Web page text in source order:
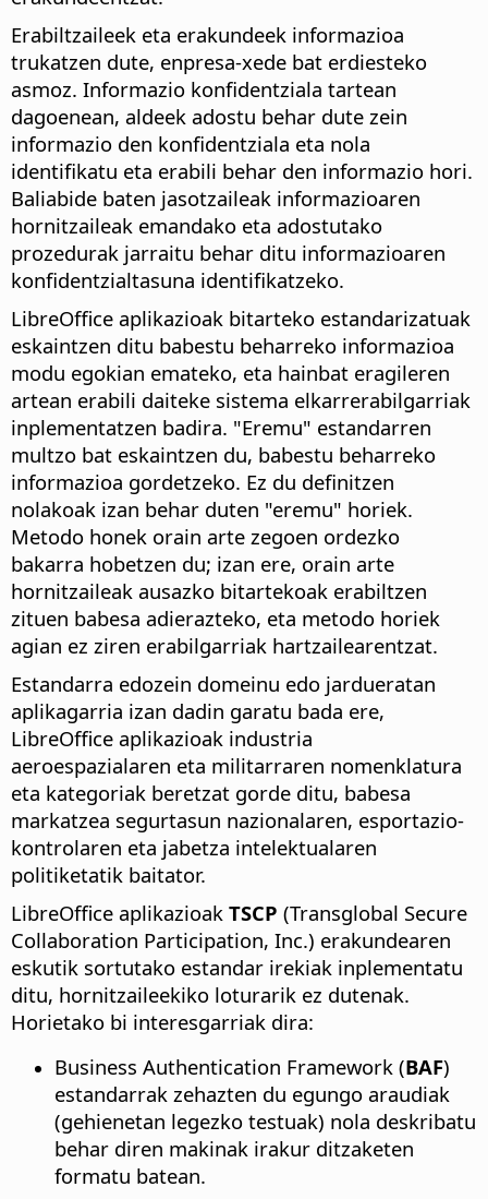
Erabiltzaileek eta erakundeek informazioa
trukatzen dute, enpresa-xede bat erdiesteko
asmoz. Informazio konfidentziala tartean
dagoenean, aldeek adostu behar dute zein
informazio den konfidentziala eta nola
identifikatu eta erabili behar den informazio hori.
Baliabide baten jasotzaileak informazioaren
hornitzaileak emandako eta adostutako
prozedurak jarraitu behar ditu informazioaren
konfidentzialtasuna identifikatzeko.
LibreOffice aplikazioak bitarteko estandarizatuak
eskaintzen ditu babestu beharreko informazioa
modu egokian emateko, eta hainbat eragileren
artean erabili daiteke sistema elkarrerabilgarriak
inplementatzen badira. "Eremu" estandarren
multzo bat eskaintzen du, babestu beharreko
informazioa gordetzeko. Ez du definitzen
nolakoak izan behar duten "eremu" horiek.
Metodo honek orain arte zegoen ordezko
bakarra hobetzen du; izan ere, orain arte
hornitzaileak ausazko bitartekoak erabiltzen
zituen babesa adierazteko, eta metodo horiek
agian ez ziren erabilgarriak hartzailearentzat.
Estandarra edozein domeinu edo jardueratan
aplikagarria izan dadin garatu bada ere,
LibreOffice aplikazioak industria
aeroespazialaren eta militarraren nomenklatura
eta kategoriak beretzat gorde ditu, babesa
markatzea segurtasun nazionalaren, esportazio-
kontrolaren eta jabetza intelektualaren
politiketatik baitator.
LibreOffice aplikazioak TSCP (Transglobal Secure
Collaboration Participation, Inc.) erakundearen
eskutik sortutako estandar irekiak inplementatu
ditu, hornitzaileekiko loturarik ez dutenak.
Horietako bi interesgarriak dira:
Business Authentication Framework (BAF)
estandarrak zehazten du egungo araudiak
(gehienetan legezko testuak) nola deskribatu
behar diren makinak irakur ditzaketen
formatu batean.